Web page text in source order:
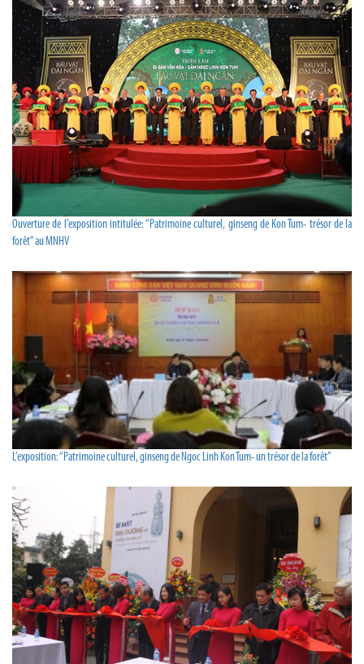
Ouverture de l’exposition intitulée: “Patrimoine culturel, ginseng de Kon Tum- trésor de la
forêt” au MNHV
L’exposition: “Patrimoine culturel, ginseng de Ngoc Linh Kon Tum- un trésor de la forêt”